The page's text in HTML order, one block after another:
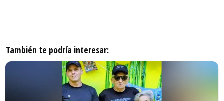
También te podría interesar: